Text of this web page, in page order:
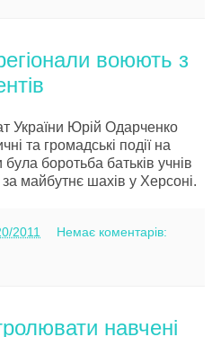
воюють з
України Юрій Одарченко
та громадські події на
боротьба батьків учнів
майбутнє шахів у Херсоні.
2011 Немає коментарів:
навчені